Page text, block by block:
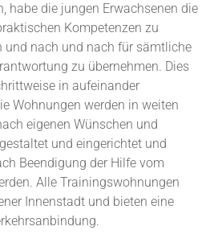
habe die jungen Erwachsenen die
Kompetenzen zu
und nach und nach für sämtliche
zu übernehmen. Dies
in aufeinander
Wohnungen werden in weiten
eigenen Wünschen und
und eingerichtet und
Beendigung der Hilfe vom
Alle Trainingswohnungen
Innenstadt und bieten eine